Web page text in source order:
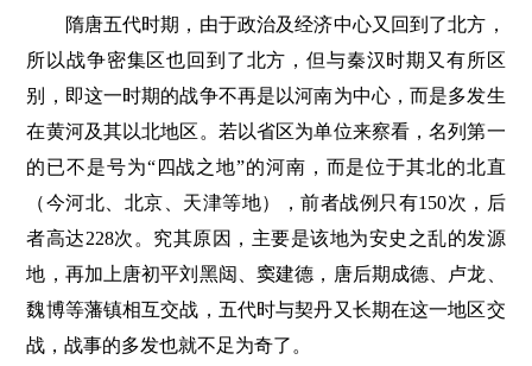
隋唐五代时期，由于政治及经济中心又回到了北方，
所以战争密集区也回到了北方，但与秦汉时期又有所区
别，即这一时期的战争不再是以河南为中心，而是多发生
在黄河及其以北地区。若以省区为单位来察看，名列第一
的已不是号为“四战之地”的河南，而是位于其北的北直
（今河北、北京、天津等地），前者战例只有150次，后
者高达228次。究其原因，主要是该地为安史之乱的发源
地，再加上唐初平刘黑闼、窦建德，唐后期成德、卢龙、
魏博等藩镇相互交战，五代时与契丹又长期在这一地区交
战，战事的多发也就不足为奇了。